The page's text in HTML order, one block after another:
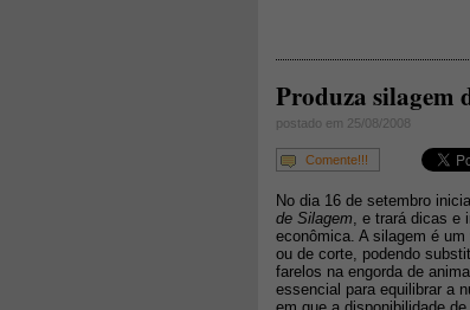
Produza silagem
postado em 25/08/2008
Comente!!!
No dia 16 de setembro
de Silagem, e trará dicas e
econômica. A silagem é
ou de corte, podendo
farelos na engorda de
essencial para equilibrar a